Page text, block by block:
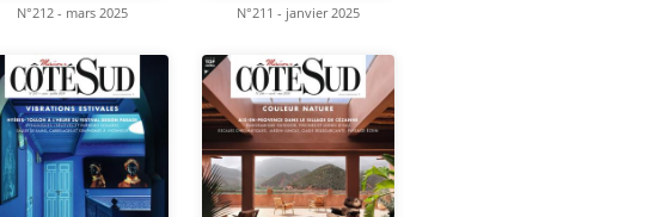
N°212 - mars 2025 N°211 - janvier 2025